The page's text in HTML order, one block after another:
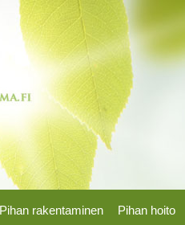
Pihan rakentaminen Pihan hoito